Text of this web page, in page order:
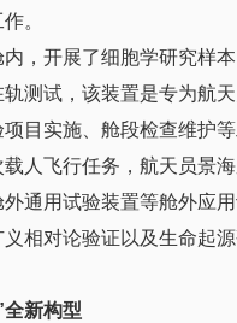
。
，开展了细胞学研究样
测试，该装置是专为航
目实施、舱段检查维护等
人飞行任务，航天员景
通用试验装置等舱外应
相对论验证以及生命起
全新构型